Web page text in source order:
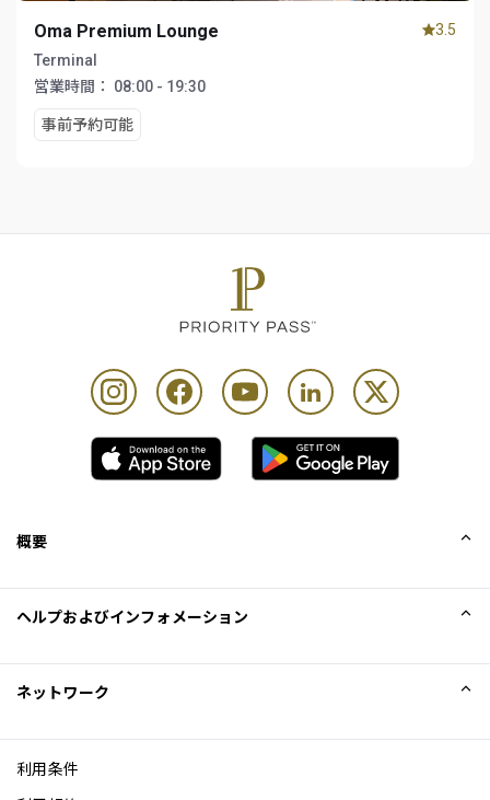
Oma Premium Lounge
Terminal
営業時間：
08:00 - 19:30
事前予約可能
3.5
概要
Excellence Awards
ブログ
ヘルプおよびインフォメーション
ネットワーク
利用条件